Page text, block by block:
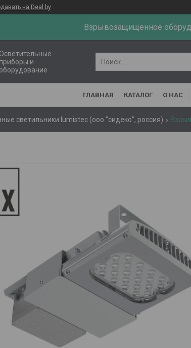
на Deal.by
Взрывозащищенное
Осветительные
приборы и
оборудование
ГЛАВНАЯ КАТАЛОГ О НАС
светильники lumistec (ооо "сидеко", россия)